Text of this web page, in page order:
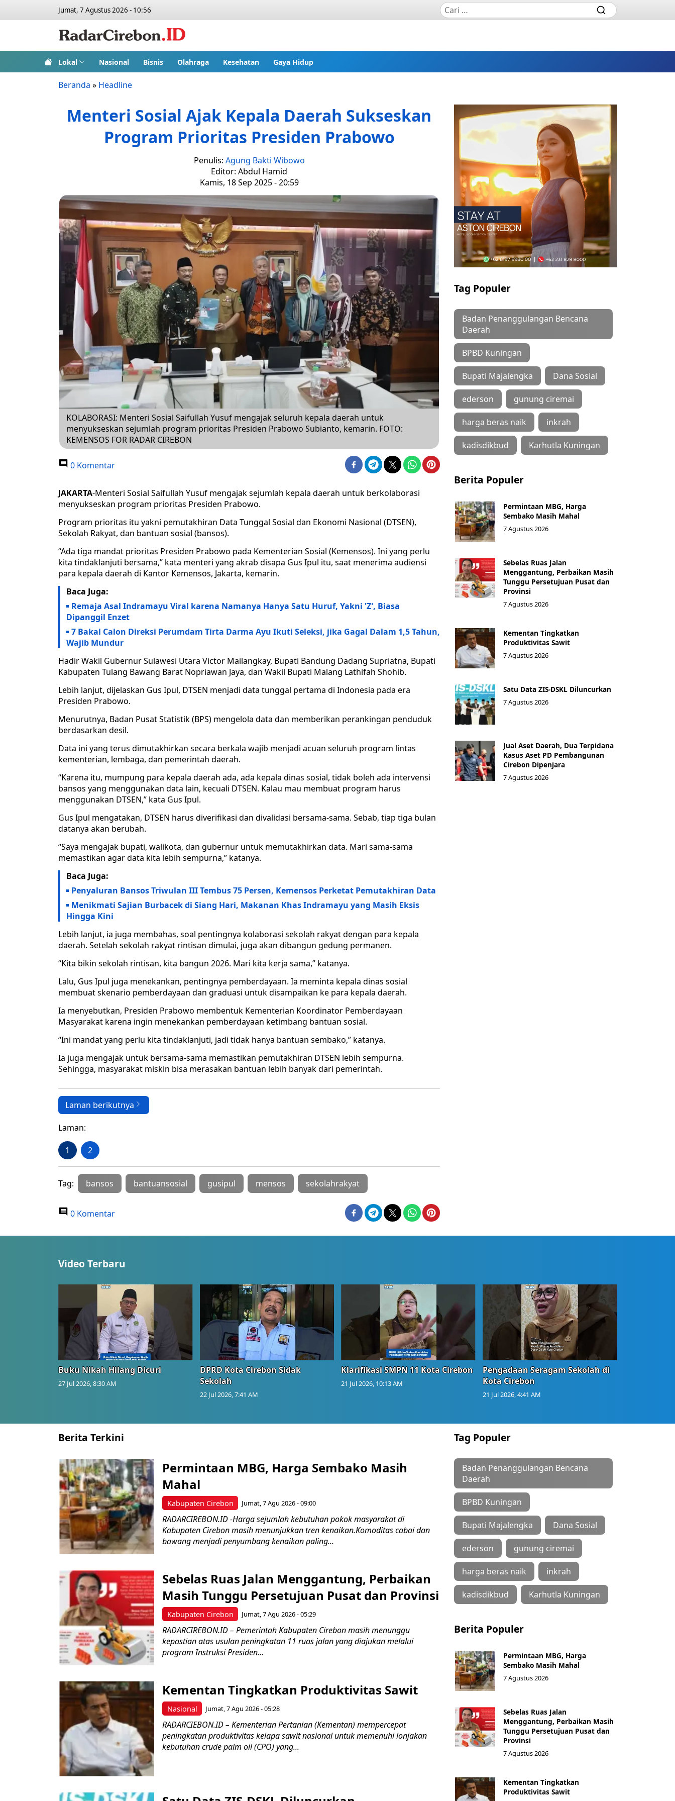
Jumat, 7 Agustus 2026 - 10:56
Lokal Nasional Bisnis Olahraga Kesehatan Gaya Hidup
Beranda » Headline
Menteri Sosial Ajak Kepala Daerah Sukseskan
Program Prioritas Presiden Prabowo
Penulis: Agung Bakti Wibowo
Editor: Abdul Hamid
Kamis, 18 Sep 2025 - 20:59
KOLABORASI: Menteri Sosial Saifullah Yusuf mengajak seluruh kepala daerah untuk
menyukseskan sejumlah program prioritas Presiden Prabowo Subianto, kemarin. FOTO:
KEMENSOS FOR RADAR CIREBON
0 Komentar
JAKARTA-Menteri Sosial Saifullah Yusuf mengajak sejumlah kepala daerah untuk berkolaborasi
menyukseskan program prioritas Presiden Prabowo.
Program prioritas itu yakni pemutakhiran Data Tunggal Sosial dan Ekonomi Nasional (DTSEN),
Sekolah Rakyat, dan bantuan sosial (bansos).
“Ada tiga mandat prioritas Presiden Prabowo pada Kementerian Sosial (Kemensos). Ini yang perlu
kita tindaklanjuti bersama,” kata menteri yang akrab disapa Gus Ipul itu, saat menerima audiensi
para kepala daerah di Kantor Kemensos, Jakarta, kemarin.
Baca Juga:
Remaja Asal Indramayu Viral karena Namanya Hanya Satu Huruf, Yakni 'Z', Biasa
Dipanggil Enzet
7 Bakal Calon Direksi Perumdam Tirta Darma Ayu Ikuti Seleksi, jika Gagal Dalam 1,5 Tahun,
Wajib Mundur
Hadir Wakil Gubernur Sulawesi Utara Victor Mailangkay, Bupati Bandung Dadang Supriatna, Bupati
Kabupaten Tulang Bawang Barat Nopriawan Jaya, dan Wakil Bupati Malang Lathifah Shohib.
Lebih lanjut, dijelaskan Gus Ipul, DTSEN menjadi data tunggal pertama di Indonesia pada era
Presiden Prabowo.
Menurutnya, Badan Pusat Statistik (BPS) mengelola data dan memberikan perankingan penduduk
berdasarkan desil.
Data ini yang terus dimutakhirkan secara berkala wajib menjadi acuan seluruh program lintas
kementerian, lembaga, dan pemerintah daerah.
“Karena itu, mumpung para kepala daerah ada, ada kepala dinas sosial, tidak boleh ada intervensi
bansos yang menggunakan data lain, kecuali DTSEN. Kalau mau membuat program harus
menggunakan DTSEN,” kata Gus Ipul.
Gus Ipul mengatakan, DTSEN harus diverifikasi dan divalidasi bersama-sama. Sebab, tiap tiga bulan
datanya akan berubah.
“Saya mengajak bupati, walikota, dan gubernur untuk memutakhirkan data. Mari sama-sama
memastikan agar data kita lebih sempurna,” katanya.
Baca Juga:
Penyaluran Bansos Triwulan III Tembus 75 Persen, Kemensos Perketat Pemutakhiran Data
Menikmati Sajian Burbacek di Siang Hari, Makanan Khas Indramayu yang Masih Eksis
Hingga Kini
Lebih lanjut, ia juga membahas, soal pentingnya kolaborasi sekolah rakyat dengan para kepala
daerah. Setelah sekolah rakyat rintisan dimulai, juga akan dibangun gedung permanen.
“Kita bikin sekolah rintisan, kita bangun 2026. Mari kita kerja sama,” katanya.
Lalu, Gus Ipul juga menekankan, pentingnya pemberdayaan. Ia meminta kepala dinas sosial
membuat skenario pemberdayaan dan graduasi untuk disampaikan ke para kepala daerah.
Ia menyebutkan, Presiden Prabowo membentuk Kementerian Koordinator Pemberdayaan
Masyarakat karena ingin menekankan pemberdayaan ketimbang bantuan sosial.
“Ini mandat yang perlu kita tindaklanjuti, jadi tidak hanya bantuan sembako,” katanya.
Ia juga mengajak untuk bersama-sama memastikan pemutakhiran DTSEN lebih sempurna.
Sehingga, masyarakat miskin bisa merasakan bantuan lebih banyak dari pemerintah.
Laman berikutnya
Laman:
1 2
Tag: bansos bantuansosial gusipul mensos sekolahrakyat
0 Komentar
Tag Populer
Badan Penanggulangan Bencana
Daerah
BPBD Kuningan
Bupati Majalengka Dana Sosial
ederson gunung ciremai
harga beras naik inkrah
kadisdikbud Karhutla Kuningan
Berita Populer
Permintaan MBG, Harga
Sembako Masih Mahal
7 Agustus 2026
Sebelas Ruas Jalan
Menggantung, Perbaikan Masih
Tunggu Persetujuan Pusat dan
Provinsi
7 Agustus 2026
Kementan Tingkatkan
Produktivitas Sawit
7 Agustus 2026
Satu Data ZIS-DSKL Diluncurkan
7 Agustus 2026
Jual Aset Daerah, Dua Terpidana
Kasus Aset PD Pembangunan
Cirebon Dipenjara
7 Agustus 2026
Video Terbaru
Buku Nikah Hilang Dicuri
27 Jul 2026, 8:30 AM
DPRD Kota Cirebon Sidak
Sekolah
22 Jul 2026, 7:41 AM
Klarifikasi SMPN 11 Kota Cirebon
21 Jul 2026, 10:13 AM
Pengadaan Seragam Sekolah di
Kota Cirebon
21 Jul 2026, 4:41 AM
Berita Terkini
Kabupaten Cirebon
Permintaan MBG, Harga Sembako Masih
Mahal
Jumat, 7 Agu 2026 - 09:00
RADARCIREBON.ID -Harga sejumlah kebutuhan pokok masyarakat di
Kabupaten Cirebon masih menunjukkan tren kenaikan.Komoditas cabai dan
bawang menjadi penyumbang kenaikan paling...
Kabupaten Cirebon
Sebelas Ruas Jalan Menggantung, Perbaikan
Masih Tunggu Persetujuan Pusat dan Provinsi
Jumat, 7 Agu 2026 - 05:29
RADARCIREBON.ID – Pemerintah Kabupaten Cirebon masih menunggu
kepastian atas usulan peningkatan 11 ruas jalan yang diajukan melalui
program Instruksi Presiden...
Nasional
Kementan Tingkatkan Produktivitas Sawit
Jumat, 7 Agu 2026 - 05:28
RADARCIEBON.ID – Kementerian Pertanian (Kementan) mempercepat
peningkatan produktivitas kelapa sawit nasional untuk memenuhi lonjakan
kebutuhan crude palm oil (CPO) yang...
Tag Populer
Badan Penanggulangan Bencana
Daerah
BPBD Kuningan
Bupati Majalengka Dana Sosial
ederson gunung ciremai
harga beras naik inkrah
kadisdikbud Karhutla Kuningan
Berita Populer
Permintaan MBG, Harga
Sembako Masih Mahal
7 Agustus 2026
Sebelas Ruas Jalan
Menggantung, Perbaikan Masih
Tunggu Persetujuan Pusat dan
Provinsi
7 Agustus 2026
Kementan Tingkatkan
Produktivitas Sawit